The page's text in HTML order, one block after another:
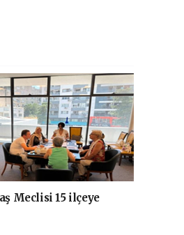
Meclisi 15 ilçeye